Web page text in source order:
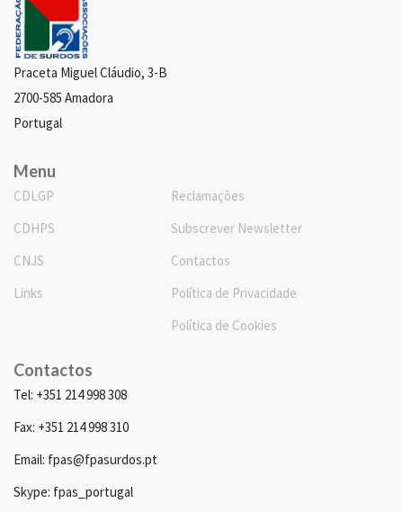
Praceta Miguel Cláudio, 3-B
2700-585 Amadora
Portugal
Menu
CDLGP
CDHPS
CNJS
Links
Reclamações
Subscrever Newsletter
Contactos
Política de Privacidade
Política de Cookies
Contactos
Tel: +351 214 998 308
Fax: +351 214 998 310
Email: fpas@fpasurdos.pt
Skype: fpas_portugal